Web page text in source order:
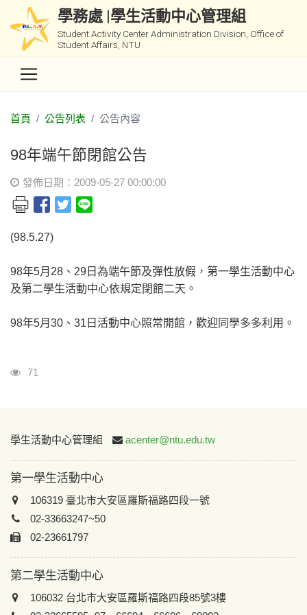
學務處 |學生活動中心管理組
Student Activity Center Administration Division, Office of
Student Affairs, NTU
首頁 公告列表 公告內容
98年端午節閉館公告
發佈日期：2009-05-27 00:00:00
(98.5.27)
98年5月28、29日為端午節及彈性放假，第一學生活動中心
及第二學生活動中心依規定閉館二天。
98年5月30、31日活動中心照常開館，歡迎同學多多利用。
瀏覽人次
71
:::
學生活動中心管理組 acenter@ntu.edu.tw
第一學生活動中心
106319 臺北市大安區羅斯福路四段一號
02-33663247~50
02-23661797
第二學生活動中心
106032 台北市大安區羅斯福路四段85號3樓